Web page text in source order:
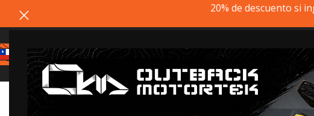
20% de descuento si
Estimado cliente, si el producto